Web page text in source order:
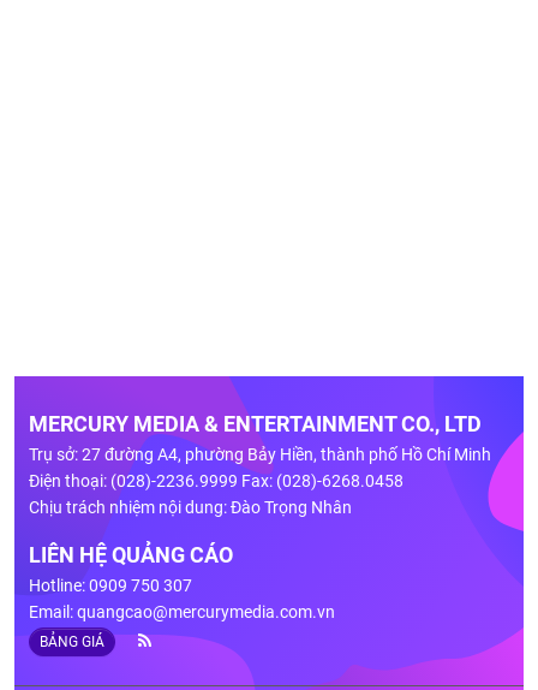
MERCURY MEDIA & ENTERTAINMENT CO., LTD
Trụ sở: 27 đường A4, phường Bảy Hiền, thành phố Hồ Chí Minh
Điện thoại: (028)-2236.9999 Fax: (028)-6268.0458
Chịu trách nhiệm nội dung: Đào Trọng Nhân
LIÊN HỆ QUẢNG CÁO
Hotline: 0909 750 307
Email:quangcao@mercurymedia.com.vn
BẢNG GIÁ